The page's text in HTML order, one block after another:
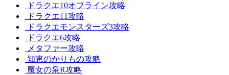
ドラクエ10オフライン攻略
ドラクエ11攻略
ドラクエモンスターズ3攻略
ドラクエ6攻略
メタファー攻略
知恵のかりもの攻略
魔女の泉R攻略